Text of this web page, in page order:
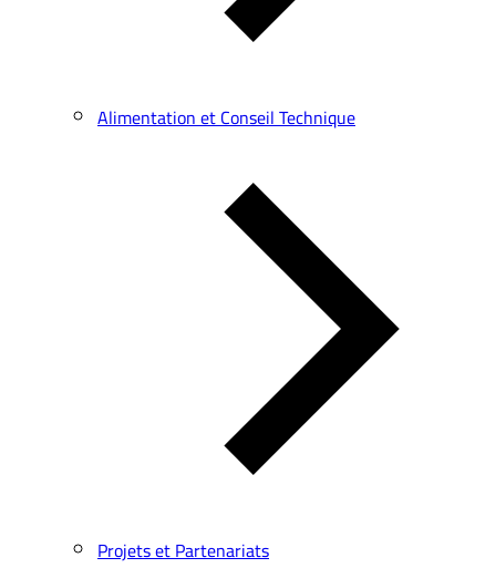
Alimentation et Conseil Technique
Projets et Partenariats